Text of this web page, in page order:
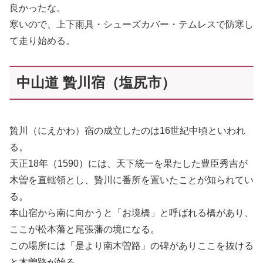
良かったな。
寒いので、上下雨具・シューズカバー・テムレスで防寒し
て走り始める。
中山道 贄川宿（塩尻市）
贄川（にえかわ）宿の成立したのは16世紀中頃といわれ
る。
天正18年（1590）には、天下統一を果たした豊臣秀吉が
木曽を直轄領とし、贄川に番所を置いたことが知られてい
る。
本山宿から南に向かうと「お境橋」と呼ばれる橋があり、
ここが松本藩と尾張藩の境になる。
この場所には「是より南木曽路」の碑がありここを抜ける